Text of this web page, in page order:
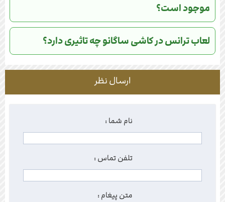
موجود است؟
لعاب ترانس در کاشی ساگانو چه تاثیری دارد؟
ارسال نظر
نام شما :
تلفن تماس :
متن پیغام :